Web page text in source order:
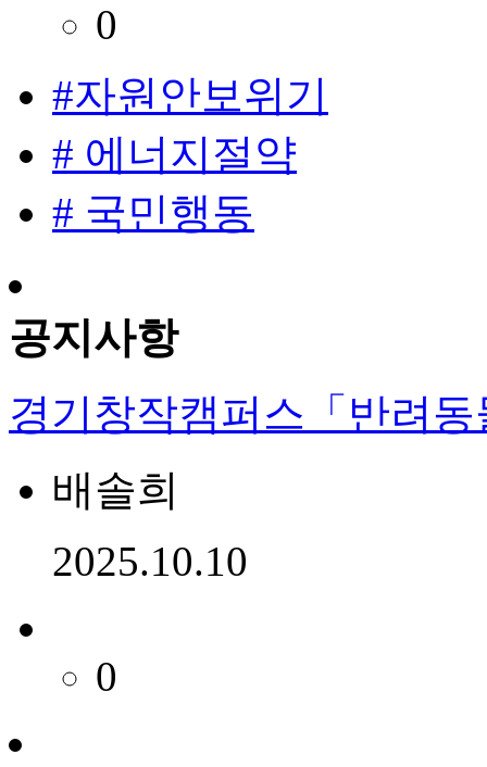
0
#자원안보위기
# 에너지절약
# 국민행동
공지사항
경기창작캠퍼스「반려
배솔희
2025.10.10
0